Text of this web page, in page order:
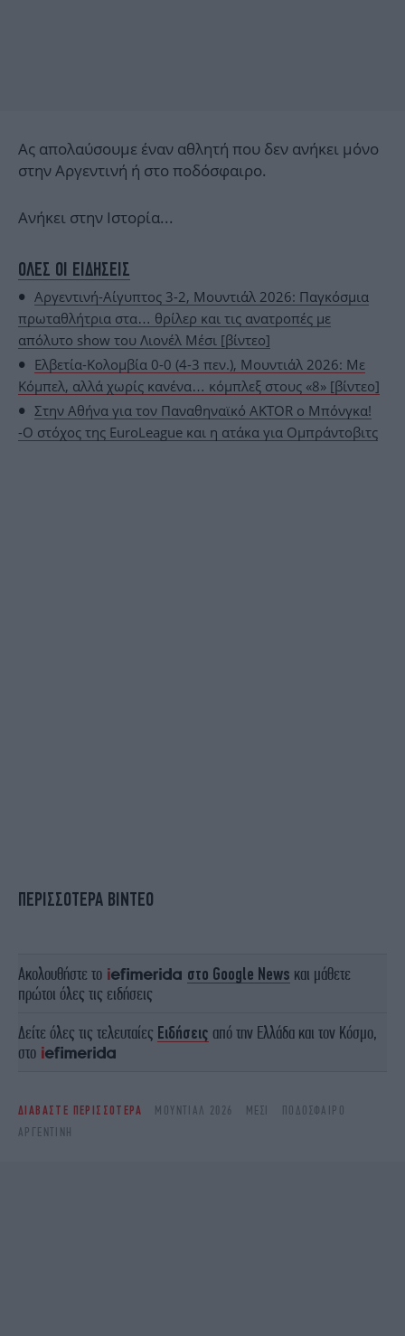
Ας απολαύσουμε έναν αθλητή που δεν ανήκει μόνο
στην Αργεντινή ή στο ποδόσφαιρο.
Ανήκει στην Ιστορία...
ΟΛΕΣ ΟΙ ΕΙΔΗΣΕΙΣ
Αργεντινή-Αίγυπτος 3-2, Μουντιάλ 2026: Παγκόσμια
πρωταθλήτρια στα… θρίλερ και τις ανατροπές με
απόλυτο show του Λιονέλ Μέσι [βίντεο]
Ελβετία-Κολομβία 0-0 (4-3 πεν.), Μουντιάλ 2026: Με
Κόμπελ, αλλά χωρίς κανένα… κόμπλεξ στους «8» [βίντεο]
Στην Αθήνα για τον Παναθηναϊκό AKTOR ο Μπόνγκα!
-Ο στόχος της EuroLeague και η ατάκα για Ομπράντοβιτς
ΠΕΡΙΣΣΟΤΕΡΑ ΒΙΝΤΕΟ
Ακολουθήστε το στο Google News και μάθετε
πρώτοι όλες τις ειδήσεις
Δείτε όλες τις τελευταίες Ειδήσεις από την Ελλάδα και τον Κόσμο,
στο
ΔΙΑΒΑΣΤΕ ΠΕΡΙΣΣΟΤΕΡΑ ΜΟΥΝΤΙΑΛ 2026 ΜΈΣΙ
ΠΟΔΌΣΦΑΙΡΟ
ΑΡΓΕΝΤΙΝΉ